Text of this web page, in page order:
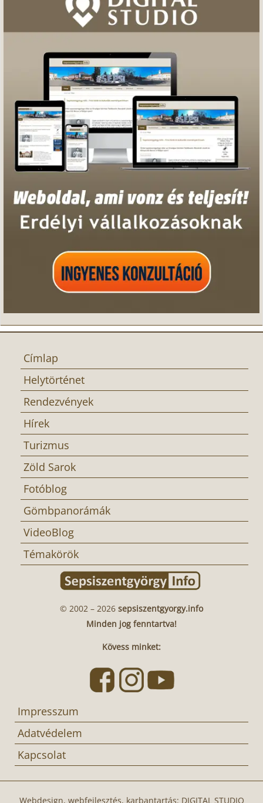
Címlap
Helytörténet
Rendezvények
Hírek
Turizmus
Zöld Sarok
Fotóblog
Gömbpanorámák
VideoBlog
Témakörök
© 2002 – 2026 sepsiszentgyorgy.info
Minden jog fenntartva!
Kövess minket:
Impresszum
Adatvédelem
Kapcsolat
Webdesign, webfejlesztés, karbantartás: DIGITAL STUDIO